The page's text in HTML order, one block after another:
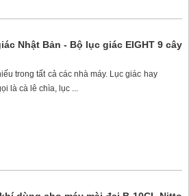
Nhật Bản - Bộ lục giác EIGHT 9 cây
trong tất cả các nhà máy. Lục giác hay
là cà lê chìa, lục ...